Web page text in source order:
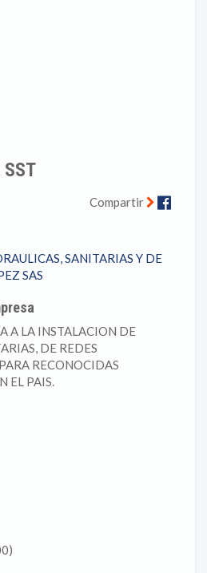
SST
Compartir
SANITARIAS Y DE
SAS
A LA INSTALACION DE
DE REDES
RECONOCIDAS
EL PAIS.